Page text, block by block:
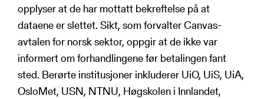
opplyser at de har mottatt bekreftelse på at
dataene er slettet. Sikt, som forvalter Canvas-
avtalen for norsk sektor, oppgir at de ikke var
informert om forhandlingene før betalingen fant
sted. Berørte institusjoner inkluderer UiO, UiS, UiA,
OsloMet, USN, NTNU, Høgskolen i Innlandet,